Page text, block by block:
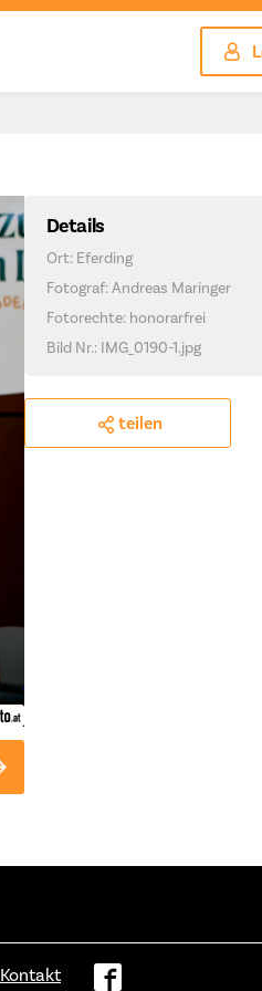
Details
Ort: Eferding
Fotograf: Andreas Maringer
Fotorechte: honorarfrei
Bild Nr.: IMG_0190-1.jpg
teilen
Kontakt